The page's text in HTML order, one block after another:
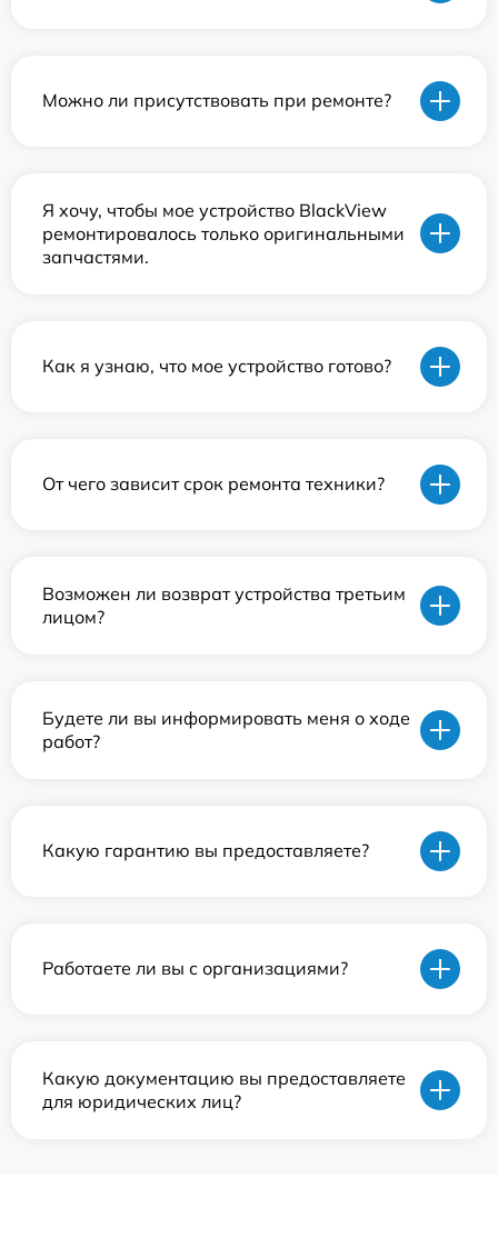
Можно ли присутствовать при ремонте?
Я хочу, чтобы мое устройство BlackView
ремонтировалось только оригинальными
запчастями.
Как я узнаю, что мое устройство готово?
От чего зависит срок ремонта техники?
Возможен ли возврат устройства третьим
лицом?
Будете ли вы информировать меня о ходе
работ?
Какую гарантию вы предоставляете?
Работаете ли вы с организациями?
Какую документацию вы предоставляете
для юридических лиц?